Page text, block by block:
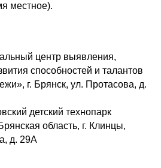
местное).
центр выявления,
способностей и талантов
г. Брянск, ул. Протасова, д.
детский технопарк
область, г. Клинцы,
д. 29А